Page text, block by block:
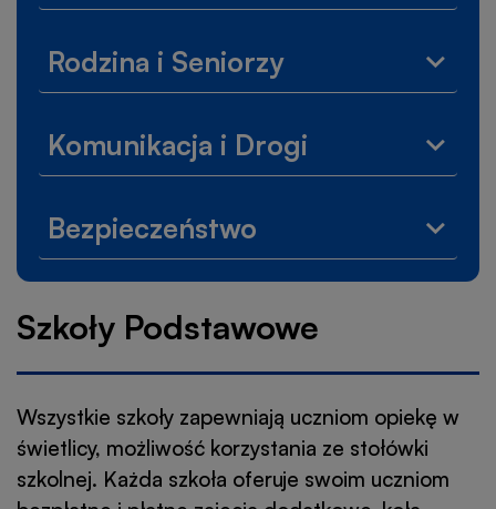
menu
i
Rodzina i Seniorzy
menu
i
Komunikacja i Drogi
menu
i
Bezpieczeństwo
menu
Szkoły Podstawowe
Wszystkie szkoły zapewniają uczniom opiekę w
świetlicy, możliwość korzystania ze stołówki
szkolnej. Każda szkoła oferuje swoim uczniom